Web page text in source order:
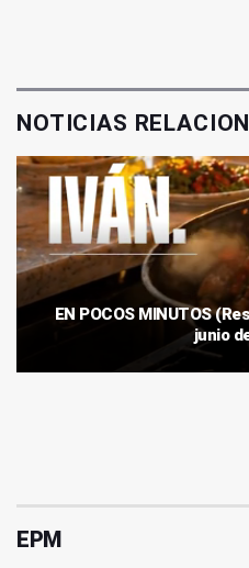
NOTICIAS
EN POCOS MINUTOS
junio
EPM